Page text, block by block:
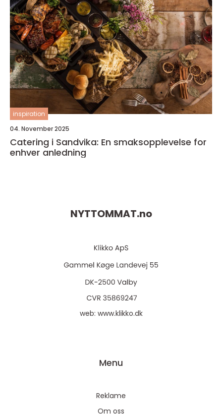
inspiration
04. November 2025
Catering i Sandvika: En smaksopplevelse for
enhver anledning
NYTTOMMAT.no
web: www.klikko.dk
Menu
Reklame
Om oss